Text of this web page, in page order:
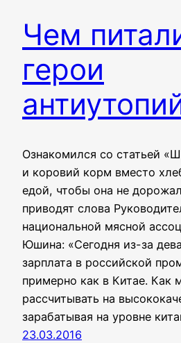
Чем
герои
Ознакомился со статьей
и коровий корм вместо
едой, чтобы она не
приводят слова
национальной мясной
Юшина: «Сегодня из-за
зарплата в российской
примерно как в Китае.
рассчитывать на
зарабатывая на уровне
23.03.2016